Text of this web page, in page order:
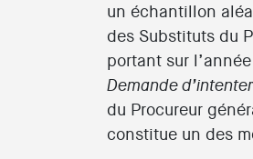
un échantillon
des Substituts du
portant sur
Demande
du Procureur
constitue un des